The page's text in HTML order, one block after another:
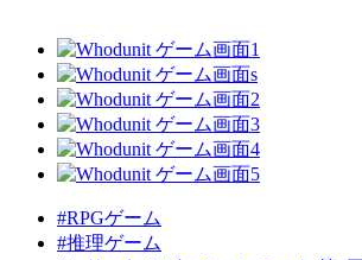
#RPGゲーム
#推理ゲーム